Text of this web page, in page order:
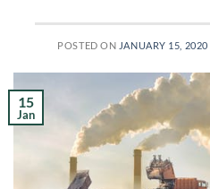
POSTED ON JANUARY 15, 2020
15
Jan